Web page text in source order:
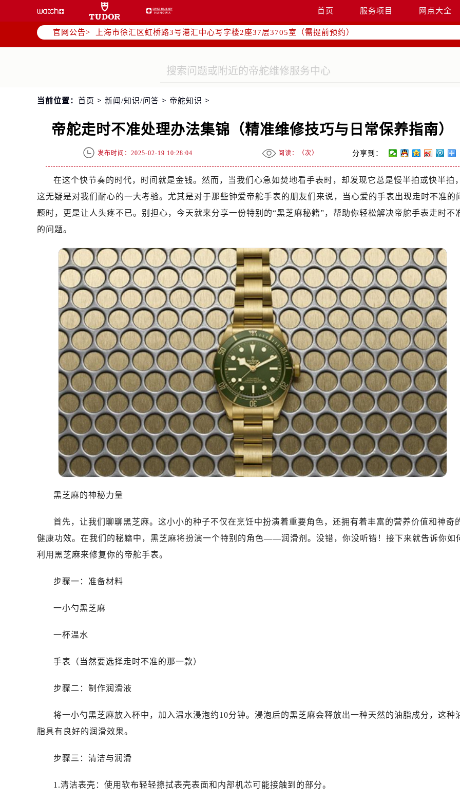
首页 服务项目 网点大全
官网公告>
北京市朝阳区建国门外大街甲6号华熙国际中心写字楼D座11层1102室（需提前预约）
天津市和平区赤峰道136号天津国际金融中心写字楼26层2603室（需提前预约）
上海市徐汇区虹桥路3号港汇中心写字楼2座37层3705室（需提前预约）
上海市黄浦区南京东路299号宏伊国际广场写字楼8层806室（需提前预约）
常州市新北区龙锦路1590号现代传媒中心写字楼5号楼10层1008室（需提前预约）
扬州市邗江区国展路29号星耀天地写字楼1号楼18层1803室（需提前预约）
泰州市海陵区永定东路399号置地商务中心东塔写字楼（华润万象城）17层1706室（需提前预约）
宁波市江北区大闸南路500号来福士广场办公楼20层2009室（需提前预约）
金华市金东区东市南街777号金华万达广场写字楼4号楼22层2209室（需提前预约）
绍兴市越城区胜利东路379号世茂天际中心写字楼8层805室（需提前预约）
南昌市红谷滩新区红谷中大道998号绿地双子塔（中央广场）A1座办公楼14层07室（需提前预约）
广州市天河区天河路230号万菱汇国际中心写字楼A塔7层704室（需提前预约）
广州市越秀区环市东路371-375号世界贸易中心大厦南塔写字楼15层07室（需提前预约）
深圳市罗湖区深南东路5001号华润大厦写字楼17层1701室（需提前预约）
惠州市惠城区江北文昌一路7号华贸大厦写字楼1座30层05室（需提前预约）
厦门市思明区湖滨东路95号华润大厦写字楼B座11层1104室（需提前预约）
福州市鼓楼区五四路128-1号恒力城写字楼15层03室（需提前预约）
成都市锦江区人民东路6号SAC东原中心写字楼24层2406B室（需提前预约）
重庆市江北区观音桥步行街2号融恒时代广场写字楼9层902室（需提前预约）
长沙市芙蓉区定王台街道建湘路393号世茂环球金融中心写字楼（芙蓉广场）10层13室（需提前预约）
郑州市二七区铭功路10号华润大厦写字楼29层2905室（需提前预约）
太原市迎泽区解放路15号亨得利名表服务中心（品牌授权店）3层整层（需提前预约）
沈阳市沈河区中街路137号亨得利名表服务中心（品牌授权店）1层整层（需提前预约）
沈阳市沈河区中街路83号亨得利名表服务中心（品牌授权店）1层整层（需提前预约）
乌鲁木齐市天山区红山路26号时代广场（CCMALL）C座17层17-B（需提前预约）
温州市鹿城区锦绣路1067号置信广场10层1015室（需提前预约）
哈尔滨市道里区友谊西路600号富力中心T2座写字楼29层03室（需提前预约，营业时间：8:30-18:30
大连市中山区人民路15号国际金融大厦7层G室（需提前预约）
佛山市禅城区季华五路57号万科金融中心C座12层1205室（需提前预约）
无锡市梁溪区人民中路139号恒隆广场写字楼1座11层1104室（需提前预约）
南通市崇川区工农路57号圆融广场写字楼16层1603室（需提前预约）
苏州市苏州工业园区星港街199号苏州中心办公楼C座22层08室（需提前预约）
南宁市青秀区金湖路59号地王大厦12楼1224室（需提前预约）
泉州市丰泽区宝洲路729号浦西万达中心写字楼A座7楼709室（需提前预约）
贵阳市南明区都司高架桥路33号亨特国际金融中心14楼14D（需提前预约）
石家庄市长安区中山东路39号勒泰中心写字楼B座13层07室（需提前预约）
唐山市路南区新华东道100号万达广场写字楼A座10层1002室（需提前预约）
黑龙江省鹤岗市向阳区红军路帝舵售后服务中心（需提前预约）
当前位置： 首页 > 新闻/知识/问答 > 帝舵知识 >
帝舵走时不准处理办法集锦（精准维修技巧与日常保养指南）
发布时间：2025-02-19 10:28:04 阅读：（次） 分享到：
在这个快节奏的时代，时间就是金钱。然而，当我们心急如焚地看手表时，却发现它总是慢半拍或快半拍，
这无疑是对我们耐心的一大考验。尤其是对于那些钟爱帝舵手表的朋友们来说，当心爱的手表出现走时不准的
题时，更是让人头疼不已。别担心，今天就来分享一份特别的“黑芝麻秘籍”，帮助你轻松解决帝舵手表走时不
的问题。
黑芝麻的神秘力量
首先，让我们聊聊黑芝麻。这小小的种子不仅在烹饪中扮演着重要角色，还拥有着丰富的营养价值和神奇
健康功效。在我们的秘籍中，黑芝麻将扮演一个特别的角色——润滑剂。没错，你没听错！接下来就告诉你如
利用黑芝麻来修复你的帝舵手表。
步骤一：准备材料
一小勺黑芝麻
一杯温水
手表（当然要选择走时不准的那一款）
步骤二：制作润滑液
将一小勺黑芝麻放入杯中，加入温水浸泡约10分钟。浸泡后的黑芝麻会释放出一种天然的油脂成分，这种
脂具有良好的润滑效果。
步骤三：清洁与润滑
1.清洁表壳：使用软布轻轻擦拭表壳表面和内部机芯可能接触到的部分。